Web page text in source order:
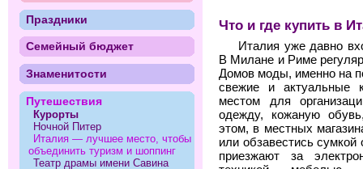
Что и где купить в
Италия уже давно
В Милане и Риме
Домов моды, именно на
свежие и актуальные
местом для
одежду, кожаную
этом, в местных
или обзавестись
приезжают за
Праздники
Семейный бюджет
Знаменитости
Путешествия
Курорты
Ночной Питер
Италия — лучшее место, чтобы
объединить туризм и шоппинг
Театр драмы имени Савина